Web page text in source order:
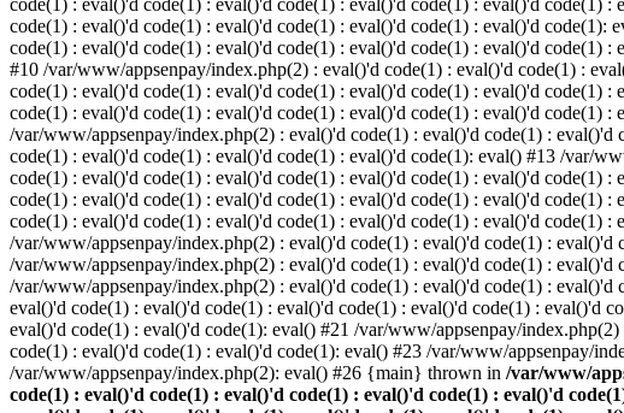
code(1) : eval()'d code(1) : eval()'d code(1) : eval()'d code(1) : eval()'d code(1)
code(1) : eval()'d code(1) : eval()'d code(1) : eval()'d code(1) : eval()'d
code(1) : eval()'d code(1) : eval()'d code(1) : eval()'d code(1) : eval()'d code(1)
#10 /var/www/appsenpay/index.php(2) : eval()'d code(1) : eval()'d code(1) :
code(1) : eval()'d code(1) : eval()'d code(1) : eval()'d code(1) : eval()'d code(1)
code(1) : eval()'d code(1) : eval()'d code(1) : eval()'d code(1) : eval()'d code(1)
/var/www/appsenpay/index.php(2) : eval()'d code(1) : eval()'d code(1) :
code(1) : eval()'d code(1) : eval()'d code(1) : eval()'d code(1): eval() #13 /var/
code(1) : eval()'d code(1) : eval()'d code(1) : eval()'d code(1) : eval()'d code(1)
code(1) : eval()'d code(1) : eval()'d code(1) : eval()'d code(1) : eval()'d code(1)
code(1) : eval()'d code(1) : eval()'d code(1) : eval()'d code(1) : eval()'d code(1)
/var/www/appsenpay/index.php(2) : eval()'d code(1) : eval()'d code(1) :
/var/www/appsenpay/index.php(2) : eval()'d code(1) : eval()'d code(1) :
/var/www/appsenpay/index.php(2) : eval()'d code(1) : eval()'d code(1) :
eval()'d code(1) : eval()'d code(1) : eval()'d code(1) : eval()'d code(1) : eval()'d
eval()'d code(1) : eval()'d code(1): eval() #21 /var/www/appsenpay/
code(1) : eval()'d code(1) : eval()'d code(1): eval() #23 /var/www/appsenpay/
/var/www/appsenpay/index.php(2): eval() #26 {main} thrown in /var/www/
code(1) : eval()'d code(1) : eval()'d code(1) : eval()'d code(1) : eval()'d